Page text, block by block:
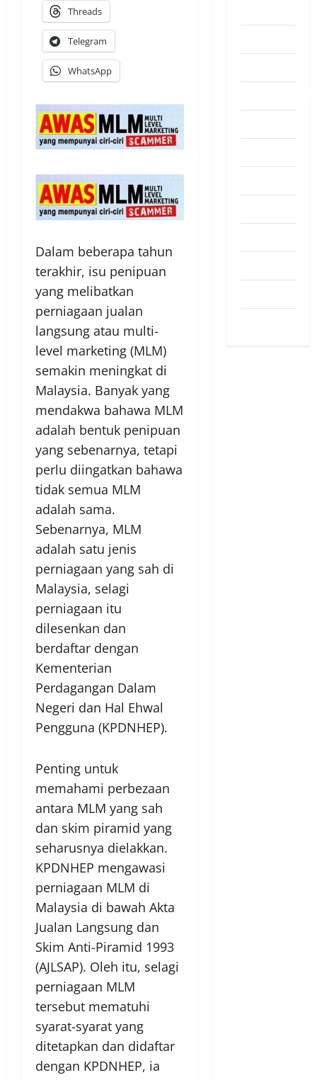
Threads
Telegram
WhatsApp
Dalam beberapa tahun
terakhir, isu penipuan
yang melibatkan
perniagaan jualan
langsung atau multi-
level marketing (MLM)
semakin meningkat di
Malaysia. Banyak yang
mendakwa bahawa MLM
adalah bentuk penipuan
yang sebenarnya, tetapi
perlu diingatkan bahawa
tidak semua MLM
adalah sama.
Sebenarnya, MLM
adalah satu jenis
perniagaan yang sah di
Malaysia, selagi
perniagaan itu
dilesenkan dan
berdaftar dengan
Kementerian
Perdagangan Dalam
Negeri dan Hal Ehwal
Pengguna (KPDNHEP).
Penting untuk
memahami perbezaan
antara MLM yang sah
dan skim piramid yang
seharusnya dielakkan.
KPDNHEP mengawasi
perniagaan MLM di
Malaysia di bawah Akta
Jualan Langsung dan
Skim Anti-Piramid 1993
(AJLSAP). Oleh itu, selagi
perniagaan MLM
tersebut mematuhi
syarat-syarat yang
ditetapkan dan didaftar
dengan KPDNHEP, ia